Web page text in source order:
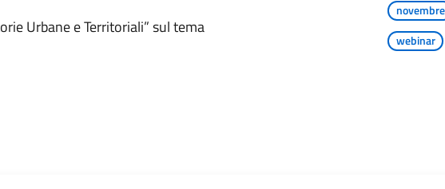
Urbane e Territoriali” sul tema
novembre
webinar